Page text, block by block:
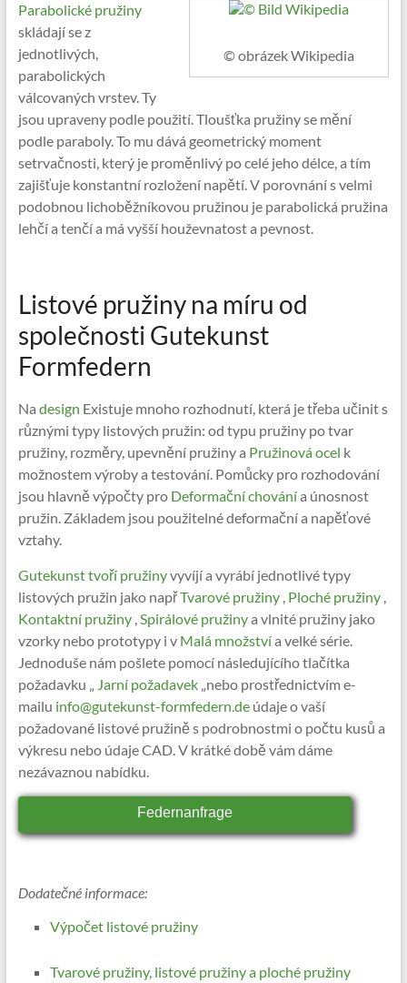
© obrázek Wikipedia
Parabolické pružiny
skládají se z
jednotlivých,
parabolických
válcovaných vrstev. Ty
jsou upraveny podle použití. Tloušťka pružiny se mění
podle paraboly. To mu dává geometrický moment
setrvačnosti, který je proměnlivý po celé jeho délce, a tím
zajišťuje konstantní rozložení napětí. V porovnání s velmi
podobnou lichoběžníkovou pružinou je parabolická pružina
lehčí a tenčí a má vyšší houževnatost a pevnost.
Listové pružiny na míru od
společnosti Gutekunst
Formfedern
Na design Existuje mnoho rozhodnutí, která je třeba učinit s
různými typy listových pružin: od typu pružiny po tvar
pružiny, rozměry, upevnění pružiny a Pružinová ocel k
možnostem výroby a testování. Pomůcky pro rozhodování
jsou hlavně výpočty proDeformační chovánía únosnost
pružin. Základem jsou použitelné deformační a napěťové
vztahy.
Gutekunst tvoří pružinyvyvíjí a vyrábí jednotlivé typy
listových pružin jako napřTvarové pružiny,Ploché pružiny,
Kontaktní pružiny,Spirálové pružinya vlnité pružiny jako
vzorky nebo prototypy i vMalá množstvía velké série.
Jednoduše nám pošlete pomocí následujícího tlačítka
požadavku „ Jarní požadavek„nebo prostřednictvím e-
mailu info@gutekunst-formfedern.deúdaje o vaší
požadované listové pružině s podrobnostmi o počtu kusů a
výkresu nebo údaje CAD. V krátké době vám dáme
nezávaznou nabídku.
Federnanfrage
Dodatečné informace:
Výpočet listové pružiny
Tvarové pružiny, listové pružiny a ploché pružiny